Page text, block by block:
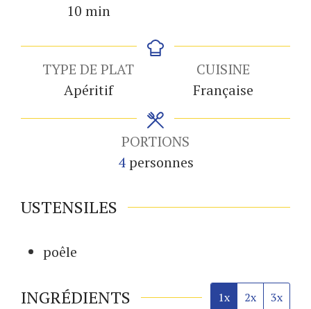
10minutes
min
TYPE DE PLAT
Apéritif
CUISINE
Française
PORTIONS
4 personnes
USTENSILES
poêle
INGRÉDIENTS 1x 2x 3x